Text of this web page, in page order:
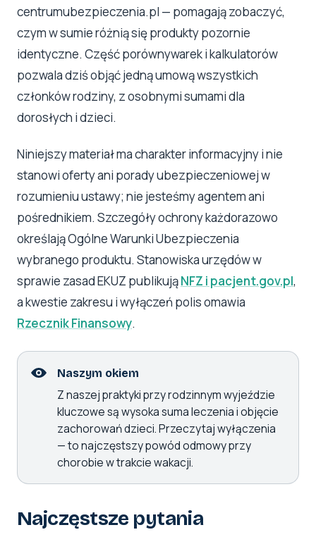
centrumubezpieczenia.pl — pomagają zobaczyć,
czym w sumie różnią się produkty pozornie
identyczne. Część porównywarek i kalkulatorów
pozwala dziś objąć jedną umową wszystkich
członków rodziny, z osobnymi sumami dla
dorosłych i dzieci.
Niniejszy materiał ma charakter informacyjny i nie
stanowi oferty ani porady ubezpieczeniowej w
rozumieniu ustawy; nie jesteśmy agentem ani
pośrednikiem. Szczegóły ochrony każdorazowo
określają Ogólne Warunki Ubezpieczenia
wybranego produktu. Stanowiska urzędów w
sprawie zasad EKUZ publikująNFZ i pacjent.gov.pl,
a kwestie zakresu i wyłączeń polis omawia
Rzecznik Finansowy.
Naszym okiem
Z naszej praktyki przy rodzinnym wyjeździe
kluczowe są wysoka suma leczenia i objęcie
zachorowań dzieci. Przeczytaj wyłączenia
— to najczęstszy powód odmowy przy
chorobie w trakcie wakacji.
Najczęstsze pytania